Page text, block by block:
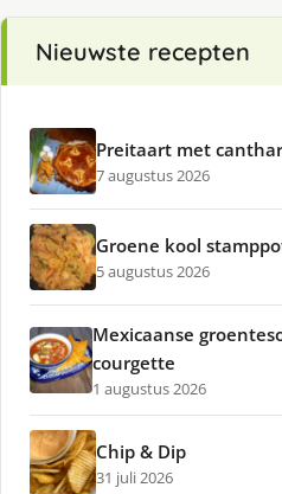
Nieuwste recepten
Preitaart met
7 augustus 2026
Groene kool
5 augustus 2026
Mexicaanse
courgette
1 augustus 2026
Chip & Dip
31 juli 2026